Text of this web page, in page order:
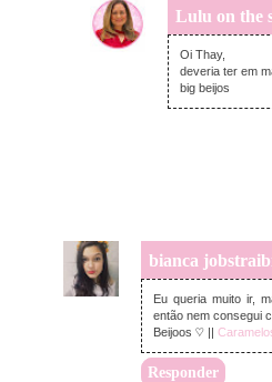
Lulu on the
Oi Thay,
deveria ter em
big beijos
bianca
Eu queria muito ir,
então nem consegui
Beijoos ♡ ||
Responder